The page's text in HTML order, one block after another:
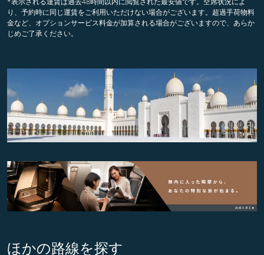
り、予約時に同じ運賃をご利用いただけない場合がございます。超過手荷物料
金など、オプションサービス料金が加算される場合がございますので、あらか
じめご了承ください。
ほかの路線を探す